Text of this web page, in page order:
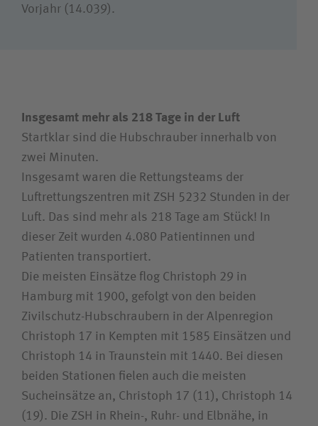
Journalistin / Journalist
Vorjahr (14.039).
Insgesamt mehr als 218 Tage in der Luft
Startklar sind die Hubschrauber innerhalb von
zwei Minuten.
Insgesamt waren die Rettungsteams der
Luftrettungszentren mit ZSH 5232 Stunden in der
Luft. Das sind mehr als 218 Tage am Stück! In
dieser Zeit wurden 4.080 Patientinnen und
Patienten transportiert.
Die meisten Einsätze flog Christoph 29 in
Hamburg mit 1900, gefolgt von den beiden
Zivilschutz-Hubschraubern in der Alpenregion
Christoph 17 in Kempten mit 1585 Einsätzen und
Christoph 14 in Traunstein mit 1440. Bei diesen
beiden Stationen fielen auch die meisten
Sucheinsätze an, Christoph 17 (11), Christoph 14
(19). Die ZSH in Rhein-, Ruhr- und Elbnähe, in